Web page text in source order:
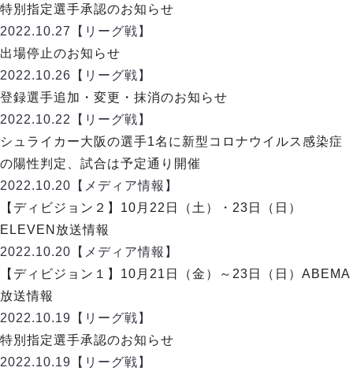
メディア情報
フットサル日本代表
その他
戦績表
警告・退場・出場停止選手
個人ランキング｜ゴール
個人ランキング｜シュート
個人ランキング｜シュート成功率
個人ランキング｜第2PK
メットライフ生命Ｆ２リーグ
試合日程
順位表
戦績表
警告・退場・出場停止選手
個人ランキング｜ゴール
個人ランキング｜シュート
個人ランキング｜シュート成功率
個人ランキング｜第2PK
エスポラーダ北海道
バルドラール浦安
フウガドールすみだ
しながわシティ
立川アスレティックFC
ペスカドーラ町田
湘南ベルマーレ
ボアルース長野
名古屋オーシャンズ
シュライカー大阪
ボルクバレット北九州
バサジィ大分
メットライフ生命Ｆ２リーグ
ヴォスクオーレ仙台
マルバ水戸FC
アリーナ情報
リーグ概要 ABOUT US
リーグ概要
日本フットサルリーグについて
大会概要
リーグ要項
クラブライセンス関連
アリーナ観戦マナー&ルール
過去の記録 ARCHIVE
過去の試合記録
ディビジョン1 試合記録
ディビジョン2 試合記録
Ｆリーグカップ 試合記録
リーグ統計データ
プロジェクト
ABeam AWARD
DIVISION 01
特別指定選手承認のお知らせ
2022.10.27
【リーグ戦】
出場停止のお知らせ
2022.10.26 【リーグ戦】
登録選手追加・変更・抹消のお知らせ
2022.10.22
【リーグ戦】
シュライカー大阪の選手1名に新型コロナウイルス感染症
の陽性判定、試合は予定通り開催
2022.10.20 【メディア情報】
【ディビジョン２】10月22日（土）・23日（日）
ELEVEN放送情報
2022.10.20 【メディア情報】
【ディビジョン１】10月21日（金）～23日（日）ABEMA
放送情報
2022.10.19 【リーグ戦】
特別指定選手承認のお知らせ
2022.10.19 【リーグ戦】